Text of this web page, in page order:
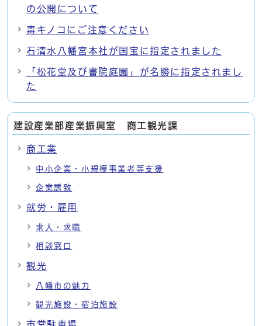
の公開について
毒キノコにご注意ください
石清水八幡宮本社が国宝に指定されました
「松花堂及び書院庭園」が名勝に指定されまし
た
建設産業部産業振興室 商工観光課
商工業
中小企業・小規模事業者等支援
企業誘致
就労・雇用
求人・求職
相談窓口
観光
八幡市の魅力
観光施設・宿泊施設
市営駐車場